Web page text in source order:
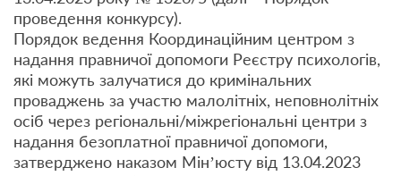
проведення конкурсу).
Порядок ведення Координаційним центром з
надання правничої допомоги Реєстру психологів,
які можуть залучатися до кримінальних
проваджень за участю малолітніх, неповнолітніх
осіб через регіональні/міжрегіональні центри з
надання безоплатної правничої допомоги,
затверджено наказом Мін’юсту від 13.04.2023